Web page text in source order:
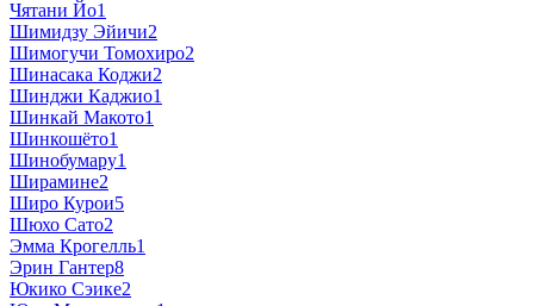
Чятани Йо1
Шимидзу Эйичи2
Шимогучи Томохиро2
Шинасака Коджи2
Шинджи Каджио1
Шинкай Макото1
Шинкошёто1
Шинобумару1
Ширамине2
Широ Курои5
Шюхо Сато2
Эмма Крогелль1
Эрин Гантер8
Юкико Сэике2